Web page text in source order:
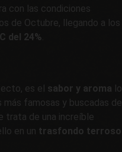
con las condiciones
de Octubre, llegando a los
del 24%.
es el sabor y aroma lo
más famosas y buscadas del
trata de una increíble
en un trasfondo terroso